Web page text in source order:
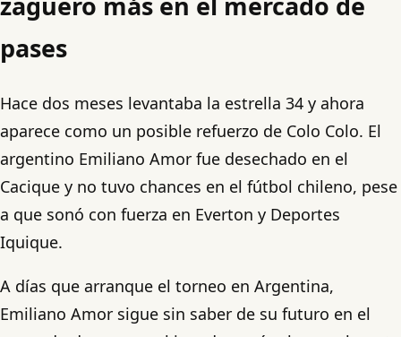
pases
Hace dos meses levantaba la estrella 34 y ahora
aparece como un posible refuerzo de Colo Colo. El
argentino Emiliano Amor fue desechado en el
Cacique y no tuvo chances en el fútbol chileno, pese
a que sonó con fuerza en Everton y Deportes
Iquique.
A días que arranque el torneo en Argentina,
Emiliano Amor sigue sin saber de su futuro en el